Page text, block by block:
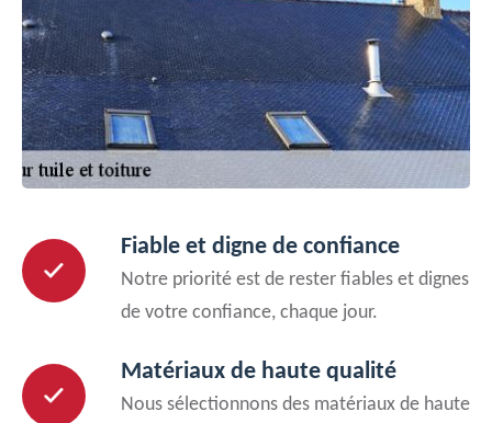
Fiable et digne de confiance
Notre priorité est de rester fiables et dignes
de votre confiance, chaque jour.
Matériaux de haute qualité
Nous sélectionnons des matériaux de haute